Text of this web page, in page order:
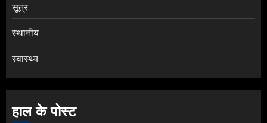
सूत्र
स्थानीय
स्वास्थ्य
हाल के पोस्ट